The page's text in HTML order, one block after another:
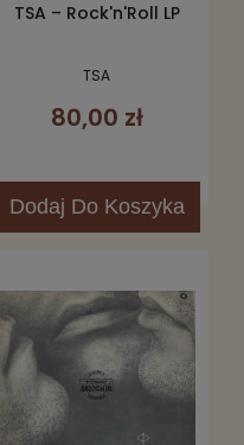
TSA – Rock'n'Roll LP
TSA
80,00 zł
Dodaj Do Koszyka